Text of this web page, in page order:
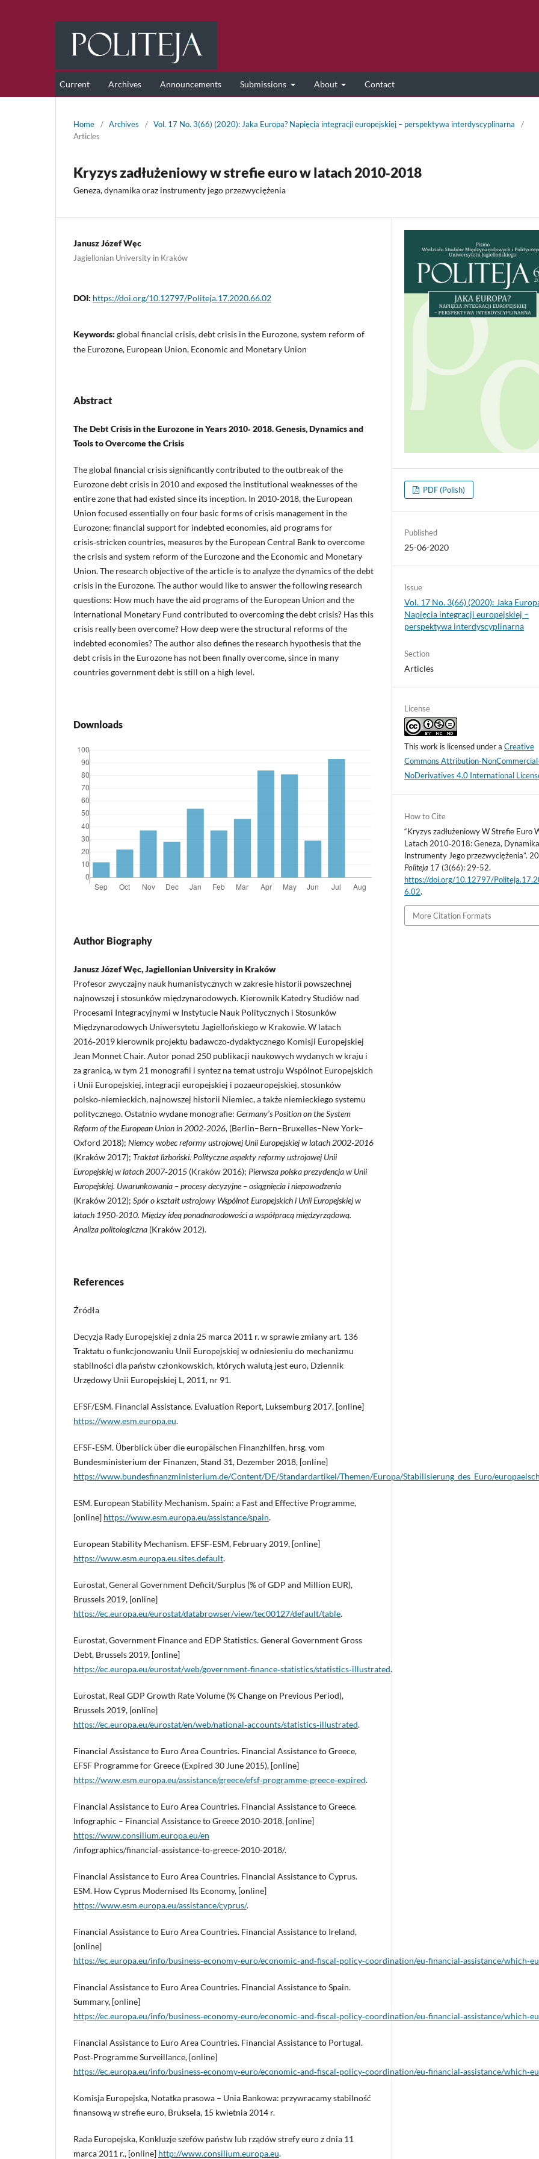
Current Archives Announcements Submissions About Contact
Home / Archives / Vol. 17 No. 3(66) (2020): Jaka Europa? Napięcia integracji europejskiej – perspektywa interdyscyplinarna
/
Articles
Kryzys zadłużeniowy w strefie euro w latach 2010‑2018
Geneza, dynamika oraz instrumenty jego przezwyciężenia
Janusz Józef Węc
Jagiellonian University in Kraków
DOI: https://doi.org/10.12797/Politeja.17.2020.66.02
Keywords: global financial crisis, debt crisis in the Eurozone, system reform of
the Eurozone, European Union, Economic and Monetary Union
Abstract
The Debt Crisis in the Eurozone in Years 2010‑ 2018. Genesis, Dynamics and
Tools to Overcome the Crisis
The global financial crisis significantly contributed to the outbreak of the
Eurozone debt crisis in 2010 and exposed the institutional weaknesses of the
entire zone that had existed since its inception. In 2010‑2018, the European
Union focused essentially on four basic forms of crisis management in the
Eurozone: financial support for indebted economies, aid programs for
crisis‑stricken countries, measures by the European Central Bank to overcome
the crisis and system reform of the Eurozone and the Economic and Monetary
Union. The research objective of the article is to analyze the dynamics of the debt
crisis in the Eurozone. The author would like to answer the following research
questions: How much have the aid programs of the European Union and the
International Monetary Fund contributed to overcoming the debt crisis? Has this
crisis really been overcome? How deep were the structural reforms of the
indebted economies? The author also defines the research hypothesis that the
debt crisis in the Eurozone has not been finally overcome, since in many
countries government debt is still on a high level.
Downloads
Author Biography
Janusz Józef Węc, Jagiellonian University in Kraków
Profesor zwyczajny nauk humanistycznych w zakresie historii powszechnej
najnowszej i stosunków międzynarodowych. Kierownik Katedry Studiów nad
Procesami Integracyjnymi w Instytucie Nauk Politycznych i Stosunków
Międzynarodowych Uniwersytetu Jagiellońskiego w Krakowie. W latach
2016‑2019 kierownik projektu badawczo‑dydaktycznego Komisji Europejskiej
Jean Monnet Chair. Autor ponad 250 publikacji naukowych wydanych w kraju i
za granicą, w tym 21 monografii i syntez na temat ustroju Wspólnot Europejskich
i Unii Europejskiej, integracji europejskiej i pozaeuropejskiej, stosunków
polsko‑niemieckich, najnowszej historii Niemiec, a także niemieckiego systemu
politycznego. Ostatnio wydane monografie: Germany’s Position on the System
Reform of the European Union in 2002‑2026, (Berlin–Bern–Bruxelles–New York–
Oxford 2018); Niemcy wobec reformy ustrojowej Unii Europejskiej w latach 2002‑2016
(Kraków 2017); Traktat lizboński. Polityczne aspekty reformy ustrojowej Unii
Europejskiej w latach 2007‑2015 (Kraków 2016); Pierwsza polska prezydencja w Unii
Europejskiej. Uwarunkowania – procesy decyzyjne – osiągnięcia i niepowodzenia
(Kraków 2012); Spór o kształt ustrojowy Wspólnot Europejskich i Unii Europejskiej w
latach 1950‑2010. Między ideą ponadnarodowości a współpracą międzyrządową.
Analiza politologiczna (Kraków 2012).
References
Źródła
Decyzja Rady Europejskiej z dnia 25 marca 2011 r. w sprawie zmiany art. 136
Traktatu o funkcjonowaniu Unii Europejskiej w odniesieniu do mechanizmu
stabilności dla państw członkowskich, których walutą jest euro, Dziennik
Urzędowy Unii Europejskiej L, 2011, nr 91.
EFSF/ESM. Financial Assistance. Evaluation Report, Luksemburg 2017, [online]
https://www.esm.europa.eu.
EFSF‑ESM. Überblick über die europäischen Finanzhilfen, hrsg. vom
Bundesministerium der Finanzen, Stand 31, Dezember 2018, [online]
https://www.bundesfinanzministerium.de/Content/DE/Standardartikel/Themen/Europa/Stabilisierung_des_Euro/
ESM. European Stability Mechanism. Spain: a Fast and Effective Programme,
[online] https://www.esm.europa.eu/assistance/spain.
European Stability Mechanism. EFSF‑ESM, February 2019, [online]
https://www.esm.europa.eu.sites.default.
Eurostat, General Government Deficit/Surplus (% of GDP and Million EUR),
Brussels 2019, [online]
https://ec.europa.eu/eurostat/databrowser/view/tec00127/default/table.
Eurostat, Government Finance and EDP Statistics. General Government Gross
Debt, Brussels 2019, [online]
https://ec.europa.eu/eurostat/web/government‑finance‑statistics/statistics‑illustrated.
Eurostat, Real GDP Growth Rate Volume (% Change on Previous Period),
Brussels 2019, [online]
https://ec.europa.eu/eurostat/en/web/national‑accounts/statistics‑illustrated.
Financial Assistance to Euro Area Countries. Financial Assistance to Greece,
EFSF Programme for Greece (Expired 30 June 2015), [online]
https://www.esm.europa.eu/assistance/greece/efsf‑programme‑greece‑expired.
Financial Assistance to Euro Area Countries. Financial Assistance to Greece.
Infographic – Financial Assistance to Greece 2010‑2018, [online]
https://www.consilium.europa.eu/en
/infographics/financial‑assistance‑to‑greece‑2010‑2018/.
Financial Assistance to Euro Area Countries. Financial Assistance to Cyprus.
ESM. How Cyprus Modernised Its Economy, [online]
https://www.esm.europa.eu/assistance/cyprus/.
Financial Assistance to Euro Area Countries. Financial Assistance to Ireland,
[online]
https://ec.europa.eu/info/business‑economy‑euro/economic‑and‑fiscal‑policy‑coordination/eu‑financial‑assistance/
Financial Assistance to Euro Area Countries. Financial Assistance to Spain.
Summary, [online]
https://ec.europa.eu/info/business‑economy‑euro/economic‑and‑fiscal‑policy‑coordination/eu‑financial‑assistance/
Financial Assistance to Euro Area Countries. Financial Assistance to Portugal.
Post‑Programme Surveillance, [online]
https://ec.europa.eu/info/business‑economy‑euro/economic‑and‑fiscal‑policy‑coordination/eu‑financial‑assistance/
Komisja Europejska, Notatka prasowa – Unia Bankowa: przywracamy stabilność
finansową w strefie euro, Bruksela, 15 kwietnia 2014 r.
Rada Europejska, Konkluzje szefów państw lub rządów strefy euro z dnia 11
marca 2011 r., [online] http://www.consilium.europa.eu.
PDF (Polish)
Published
25-06-2020
Issue
Vol. 17 No. 3(66) (2020): Jaka
Napięcia integracji europejskiej –
perspektywa interdyscyplinarna
Section
Articles
License
This work is licensed under aCreative
Commons Attribution-
NoDerivatives 4.0 International
How to Cite
“Kryzys zadłużeniowy W Strefie Euro
Latach 2010‑2018: Geneza,
Instrumenty Jego przezwyciężenia”.
Politeja 17 (3(66): 29-52.
https://doi.org/10.12797/
6.02.
More Citation Formats